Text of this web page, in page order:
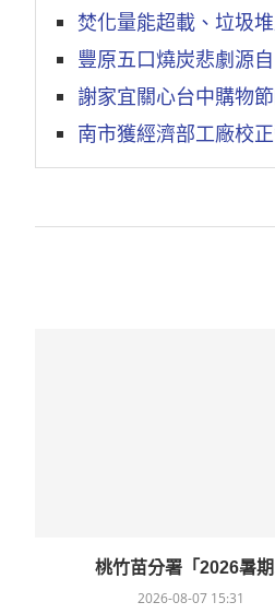
焚化量能超載、垃圾
豐原五口燒炭悲劇源
謝家宜關心台中購物
南市獲經濟部工廠校
桃竹苗分署「2026暑
2026-08-07 15:31